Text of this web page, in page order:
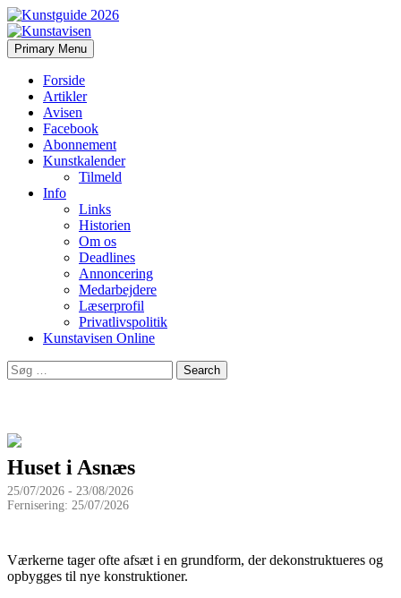
Kunstavisen
Search
Primary Menu Skip
to
Forside
Artikler
Avisen
Facebook
Abonnement
Kunstkalender
Tilmeld
Info
Links
Historien
Om os
Deadlines
Annoncering
Medarbejdere
Læserprofil
Privatlivspolitik
Kunstavisen Online
Search
for:
Huset i Asnæs
25/07/2026 - 23/08/2026
Fernisering: 25/07/2026
Værkerne tager ofte afsæt i en grundform, der dekonstruktueres og
opbygges til nye konstruktioner.